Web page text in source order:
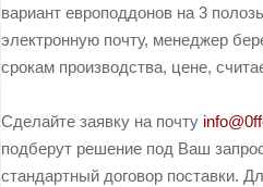
вариант европоддонов на 3
электронную почту, менеджер
срокам производства, цене,
Сделайте заявку на почту
подберут решение под Ваш
стандартный договор поставки.